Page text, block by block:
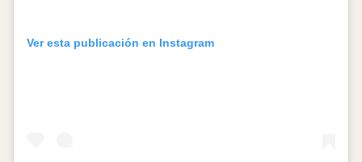
Ver esta publicación en Instagram